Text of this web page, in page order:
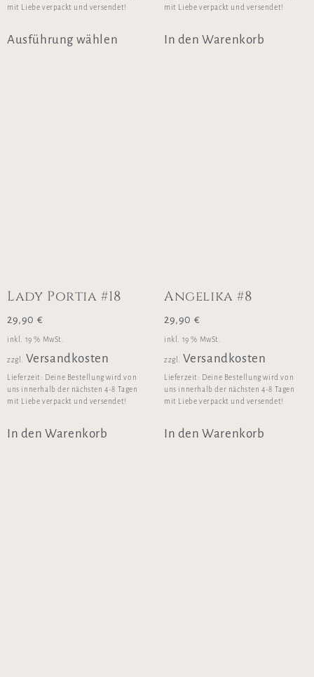
mit Liebe verpackt und versendet!
Ausführung wählen
mit Liebe verpackt und versendet!
In den Warenkorb
Lady Portia #18
29,90 €
inkl. 19 % MwSt.
zzgl. Versandkosten
Lieferzeit: Deine Bestellung wird von
uns innerhalb der nächsten 4-8 Tagen
mit Liebe verpackt und versendet!
In den Warenkorb
Angelika #8
29,90 €
inkl. 19 % MwSt.
zzgl. Versandkosten
Lieferzeit: Deine Bestellung wird von
uns innerhalb der nächsten 4-8 Tagen
mit Liebe verpackt und versendet!
In den Warenkorb